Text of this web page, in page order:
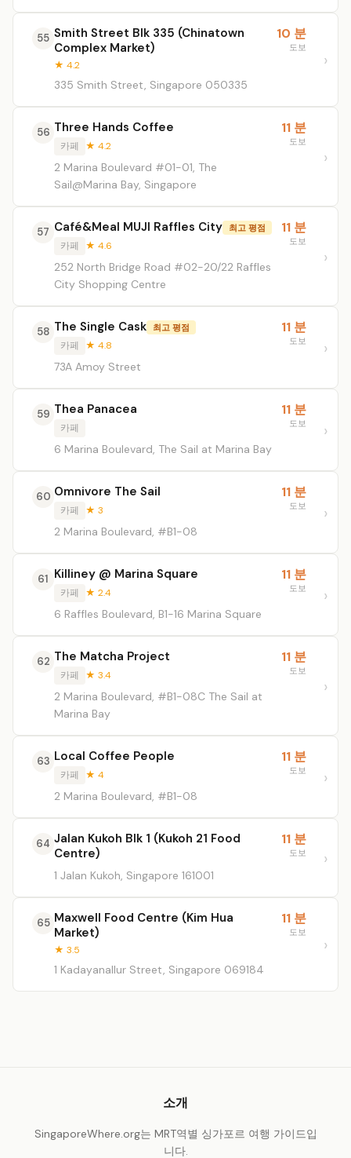
55 Smith Street Blk 335 (Chinatown
Complex Market)
★ 4.2
335 Smith Street, Singapore 050335
10 분
도보
56 Three Hands Coffee
카페 ★ 4.2
2 Marina Boulevard #01-01, The
Sail@Marina Bay, Singapore
11 분
도보
57 Café&Meal MUJI Raffles City 최고 평점
카페 ★ 4.6
252 North Bridge Road #02-20/22 Raffles
City Shopping Centre
11 분
도보
58 The Single Cask 최고 평점
카페 ★ 4.8
73A Amoy Street
11 분
도보
59 Thea Panacea
카페
6 Marina Boulevard, The Sail at Marina Bay
11 분
도보
60 Omnivore The Sail
카페 ★ 3
2 Marina Boulevard, #B1-08
11 분
도보
61 Killiney @ Marina Square
카페 ★ 2.4
6 Raffles Boulevard, B1-16 Marina Square
11 분
도보
62 The Matcha Project
카페 ★ 3.4
2 Marina Boulevard, #B1-08C The Sail at
Marina Bay
11 분
도보
63 Local Coffee People
카페 ★ 4
2 Marina Boulevard, #B1-08
11 분
도보
64 Jalan Kukoh Blk 1 (Kukoh 21 Food
Centre)
1 Jalan Kukoh, Singapore 161001
11 분
도보
65 Maxwell Food Centre (Kim Hua
Market)
★ 3.5
1 Kadayanallur Street, Singapore 069184
11 분
도보
소개
SingaporeWhere.org는 MRT역별 싱가포르 여행 가이드입
니다.